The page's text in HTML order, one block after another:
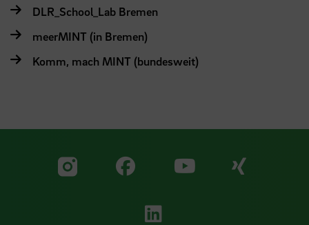
DLR_School_Lab Bremen
meerMINT (in Bremen)
Komm, mach MINT (bundesweit)
Zu unserer Facebook
Zu
Zu unserer